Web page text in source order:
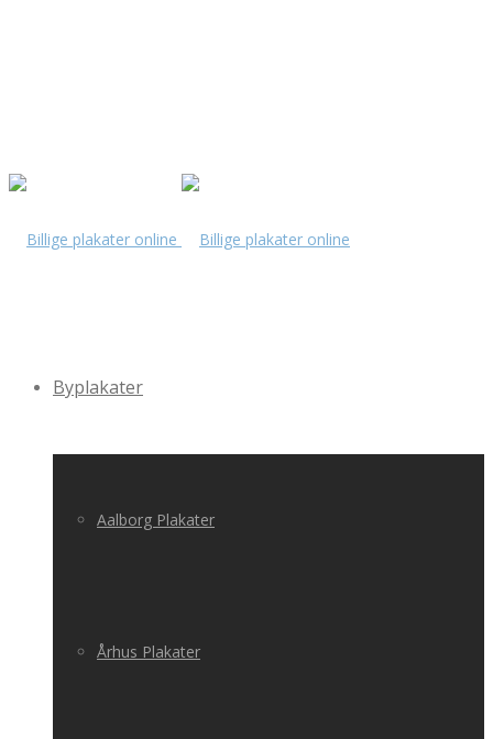
Byplakater
Aalborg Plakater
Århus Plakater